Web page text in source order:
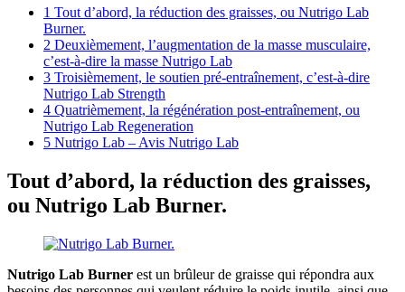
1 Tout d’abord, la réduction des graisses, ou Nutrigo Lab
Burner.
2 Deuxièmement, l’augmentation de la masse musculaire,
c’est-à-dire la masse Nutrigo Lab
3 Troisièmement, le soutien pré-entraînement, c’est-à-dire
Nutrigo Lab Strength
4 Quatrièmement, la régénération post-entraînement, ou
Nutrigo Lab Regeneration
5 Nutrigo Lab – Avis Nutrigo Lab
Tout d’abord, la réduction des graisses,
ou Nutrigo Lab Burner.
Nutrigo Lab Burner est un brûleur de graisse qui répondra aux